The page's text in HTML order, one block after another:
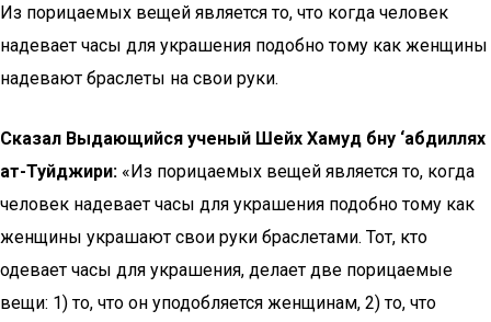
Из порицаемых вещей является то, что когда человек
надевает часы для украшения подобно тому как женщины
надевают браслеты на свои руки.
Сказал Выдающийся ученый Шейх Хамуд бну ‘абдиллях
ат-Туйджири: «Из порицаемых вещей является то, когда
человек надевает часы для украшения подобно тому как
женщины украшают свои руки браслетами. Тот, кто
одевает часы для украшения, делает две порицаемые
вещи: 1) то, что он уподобляется женщинам, 2) то, что